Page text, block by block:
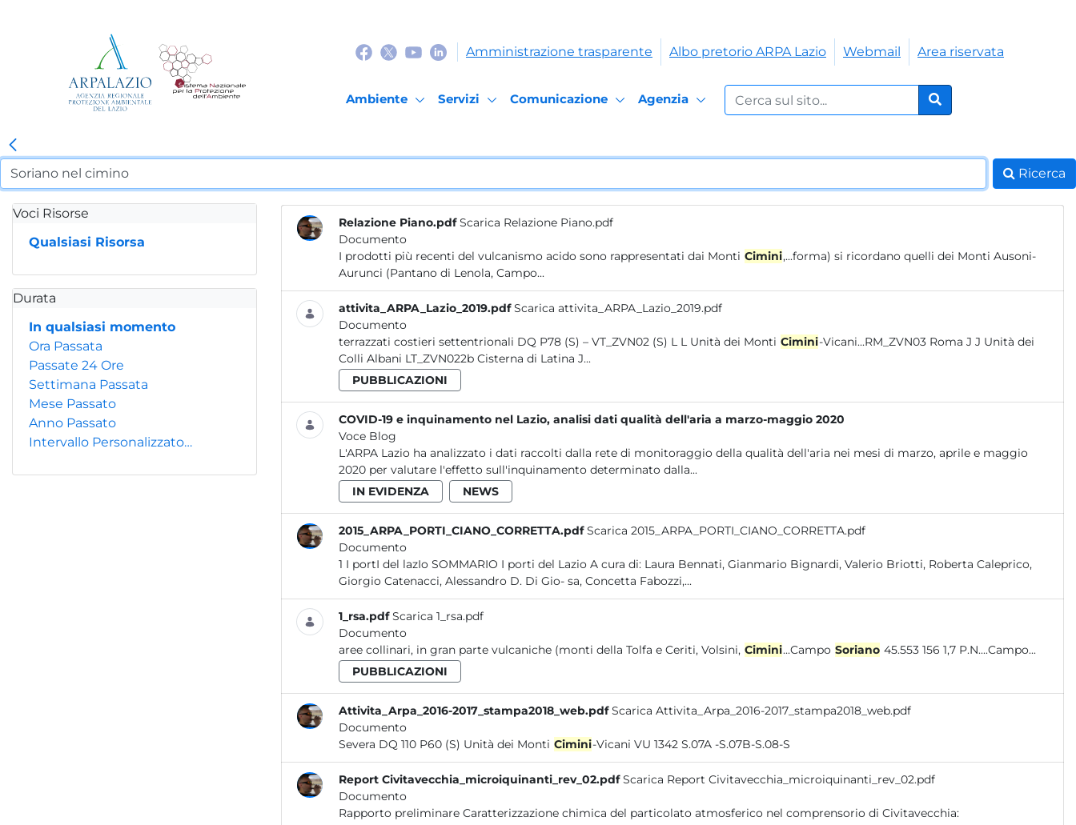
Amministrazione trasparente Albo pretorio ARPA Lazio Webmail Area riservata
Ambiente Servizi Comunicazione Agenzia
Cerca nel sito:
Cerca
Ricerca
Voci Risorse
Qualsiasi Risorsa
Durata
In qualsiasi momento
Ora Passata
Passate 24 Ore
Settimana Passata
Mese Passato
Anno Passato
Intervallo Personalizzato…
Relazione Piano.pdf Scarica Relazione Piano.pdf
Documento
I prodotti più recenti del vulcanismo acido sono rappresentati dai Monti Cimini,...forma) si ricordano quelli dei Monti Ausoni-
Aurunci (Pantano di Lenola, Campo...
attivita_ARPA_Lazio_2019.pdf Scarica attivita_ARPA_Lazio_2019.pdf
Documento
terrazzati costieri settentrionali DQ P78 (S) – VT_ZVN02 (S) L L Unità dei Monti Cimini-Vicani...RM_ZVN03 Roma J J Unità dei
Colli Albani LT_ZVN022b Cisterna di Latina J...
PUBBLICAZIONI
COVID-19 e inquinamento nel Lazio, analisi dati qualità dell'aria a marzo-maggio 2020
Voce Blog
L'ARPA Lazio ha analizzato i dati raccolti dalla rete di monitoraggio della qualità dell'aria nei mesi di marzo, aprile e maggio
2020 per valutare l'effetto sull'inquinamento determinato dalla...
IN EVIDENZA
NEWS
2015_ARPA_PORTI_CIANO_CORRETTA.pdf Scarica 2015_ARPA_PORTI_CIANO_CORRETTA.pdf
Documento
1 I portI del lazIo SOMMARIO I porti del Lazio A cura di: Laura Bennati, Gianmario Bignardi, Valerio Briotti, Roberta Caleprico,
Giorgio Catenacci, Alessandro D. Di Gio- sa, Concetta Fabozzi,...
1_rsa.pdf Scarica 1_rsa.pdf
Documento
aree collinari, in gran parte vulcaniche (monti della Tolfa e Ceriti, Volsini, Cimini...Campo Soriano
45.553 156 1,7 P.N....Campo...
PUBBLICAZIONI
Attivita_Arpa_2016-2017_stampa2018_web.pdf Scarica Attivita_Arpa_2016-2017_stampa2018_web.pdf
Documento
Severa DQ 110 P60 (S) Unità dei Monti Cimini-Vicani VU 1342 S.07A -S.07B-S.08-S
Report Civitavecchia_microiquinanti_rev_02.pdf Scarica Report Civitavecchia_microiquinanti_rev_02.pdf
Documento
Rapporto preliminare Caratterizzazione chimica del particolato atmosferico nel comprensorio di Civitavecchia: